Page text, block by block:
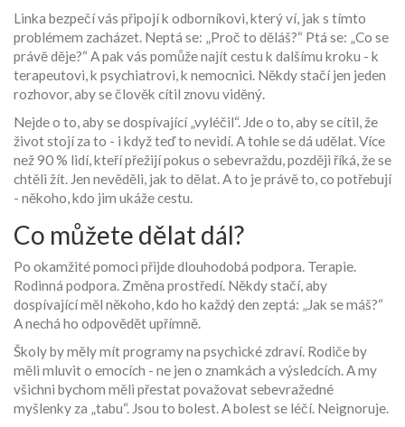
Linka bezpečí vás připojí k odborníkovi, který ví, jak s tímto
problémem zacházet. Neptá se: „Proč to děláš?“ Ptá se: „Co se
právě děje?“ A pak vás pomůže najít cestu k dalšímu kroku - k
terapeutovi, k psychiatrovi, k nemocnici. Někdy stačí jen jeden
rozhovor, aby se člověk cítil znovu viděný.
Nejde o to, aby se dospívající „vyléčil“. Jde o to, aby se cítil, že
život stojí za to - i když teď to nevidí. A tohle se dá udělat. Více
než 90 % lidí, kteří přežijí pokus o sebevraždu, později říká, že se
chtěli žít. Jen nevěděli, jak to dělat. A to je právě to, co potřebují
- někoho, kdo jim ukáže cestu.
Co můžete dělat dál?
Po okamžité pomoci přijde dlouhodobá podpora. Terapie.
Rodinná podpora. Změna prostředí. Někdy stačí, aby
dospívající měl někoho, kdo ho každý den zeptá: „Jak se máš?“
A nechá ho odpovědět upřímně.
Školy by měly mít programy na psychické zdraví. Rodiče by
měli mluvit o emocích - ne jen o znamkách a výsledcích. A my
všichni bychom měli přestat považovat sebevražedné
myšlenky za „tabu“. Jsou to bolest. A bolest se léčí. Neignoruje.